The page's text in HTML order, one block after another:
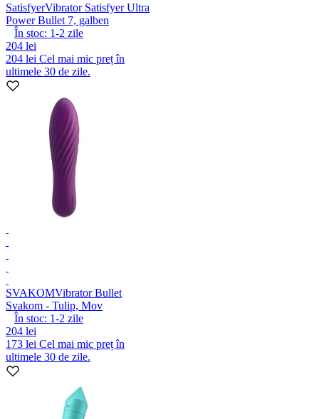
SatisfyerVibrator Satisfyer Ultra
Power Bullet 7, galben
În stoc: 1-2 zile
204 lei
204 lei Cel mai mic preț în
ultimele 30 de zile.
SVAKOMVibrator Bullet
Svakom - Tulip, Mov
În stoc: 1-2 zile
204 lei
173 lei Cel mai mic preț în
ultimele 30 de zile.